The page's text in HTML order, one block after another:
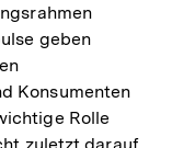
geben
Konsumenten
Rolle